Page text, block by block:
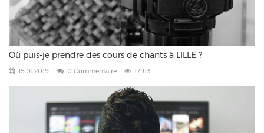
Où puis-je prendre des cours de chants à LILLE ?
15.01.2019 0 Commentaire 17913